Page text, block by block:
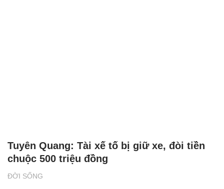
ĐỜI SỐNG
Tuyên Quang: Tài xế tố bị giữ xe, đòi tiền
chuộc 500 triệu đồng